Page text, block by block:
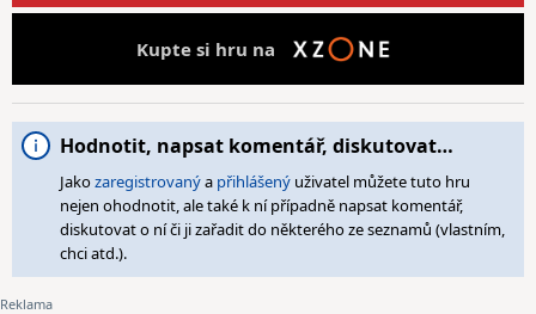
Kupte si hru na
Hodnotit, napsat komentář, diskutovat…
Jakozaregistrovanýa přihlášený uživatel můžete tuto hru
nejen ohodnotit, ale také k ní případně napsat komentář,
diskutovat o ní či ji zařadit do některého ze seznamů (vlastním,
chci atd.).